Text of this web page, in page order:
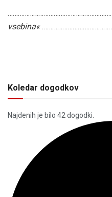
vsebina«
Koledar dogodkov
Najdenih je bilo 42 dogodki.